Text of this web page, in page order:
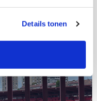
Details tonen